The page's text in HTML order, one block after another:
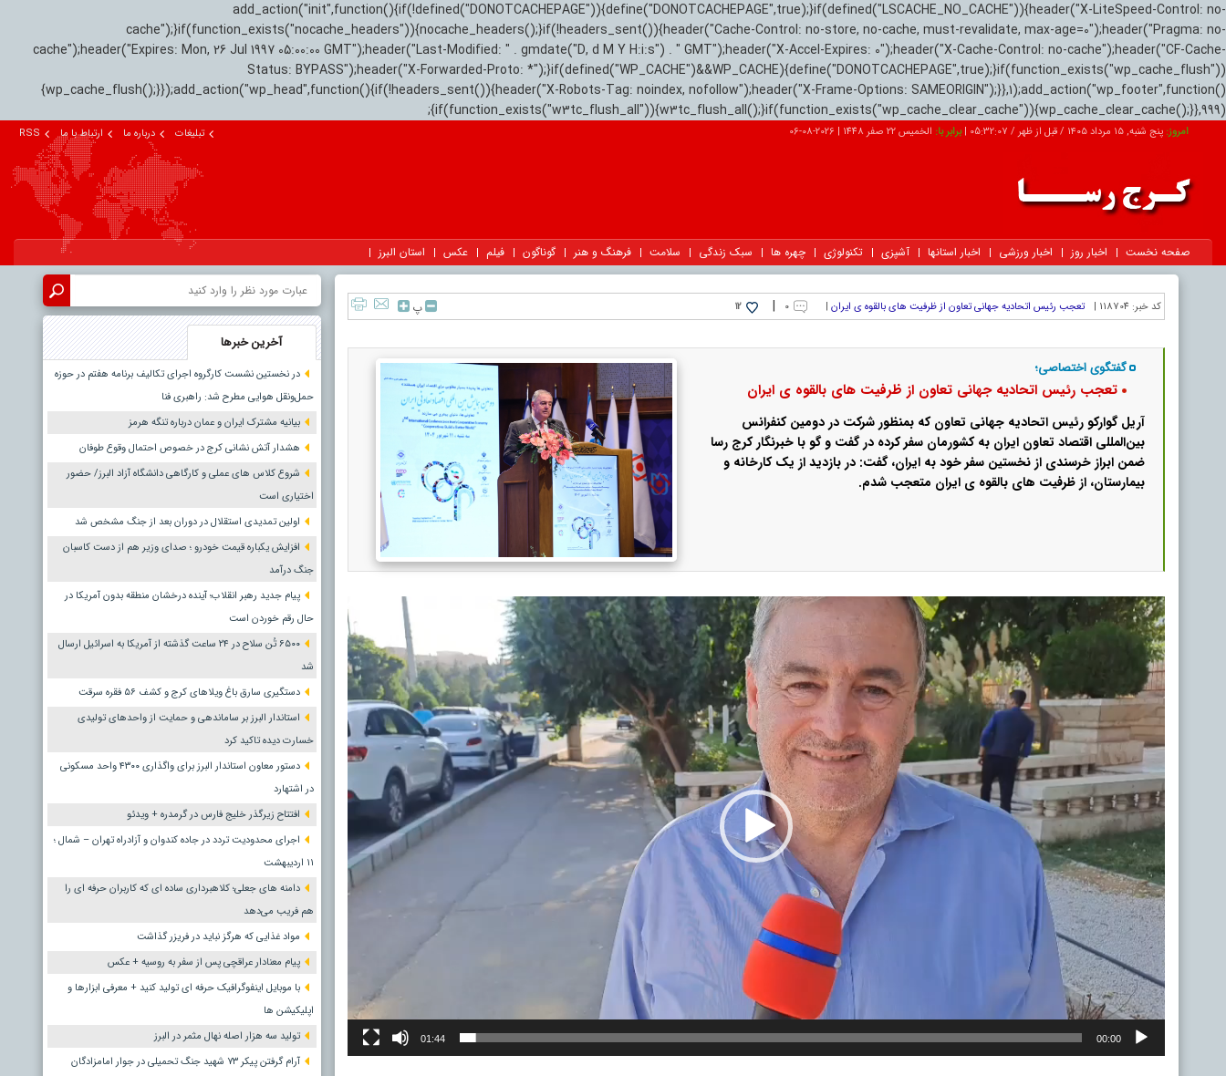
add_action("init",function(){if(!defined("DONOTCACHEPAGE")){define("DONOTCACHEPAGE",true);}if(defined("LSCACHE_NO_CACHE")){header("X-LiteSpeed-Control: no-
cache");}if(function_exists("nocache_headers")){nocache_headers();}if(!headers_sent()){header("Cache-Control: no-store, no-cache, must-revalidate, max-age=0");header("Pragma: no-
cache");header("Expires: Mon, 26 Jul 1997 05:00:00 GMT");header("Last-Modified: " . gmdate("D, d M Y H:i:s") . " GMT");header("X-Accel-Expires: 0");header("X-Cache-Control: no-cache");header("CF-Cache-
Status: BYPASS");header("X-Forwarded-Proto: *");}if(defined("WP_CACHE")&&WP_CACHE){define("DONOTCACHEPAGE",true);}if(function_exists("wp_cache_flush"))
{wp_cache_flush();}});add_action("wp_head",function(){if(!headers_sent()){header("X-Robots-Tag: noindex, nofollow");header("X-Frame-Options: SAMEORIGIN");}},1);add_action("wp_footer",function()
{if(function_exists("w3tc_flush_all")){w3tc_flush_all();}if(function_exists("wp_cache_clear_cache")){wp_cache_clear_cache();}},999);
امروز:پنج شنبه, ۱۵ مرداد ۱۴۰۵ / قبل از ظهر / 05:32:08
|برابر با: الخميس 22 صفر 1448 |
2026-08-06 تبلیغات درباره ما ارتباط با ما RSS
صفحه نخست اخبار روز اخبار ورزشی اخبار استانها آشپزی تکنولوژی چهره ها سبک زندگی سلامت فرهنگ و هنر گوناگون فیلم عکس استان البرز
کد خبر: 118704 | تعجب رئیس اتحادیه جهانی تعاون از ظرفیت های بالقوه ی ایران | ۰ |
12 پ
گفتگوی اختصاصی؛
تعجب رئیس اتحادیه جهانی تعاون از ظرفیت های بالقوه ی ایران
آریل گوارکو رئیس اتحادیه جهانی تعاون که بمنظور شرکت در دومین کنفرانس
بین‌المللی اقتصاد تعاون ایران به کشورمان سفر کرده در گفت و گو با خبرنگار کرج رسا
ضمن ابراز خرسندی از نخستین سفر خود به ایران، گفت: در بازدید از یک کارخانه و
بیمارستان، از ظرفیت های بالقوه ی ایران متعجب شدم.
نمایشگر
00:00
01:44
آخرین خبرها
در نخستین نشست کارگروه اجرای تکالیف برنامه هفتم در حوزه
حمل‌ونقل هوایی مطرح شد: راهبری فنا
بیانیه مشترک ایران و عمان درباره تنگه هرمز
هشدار آتش نشانی کرج در خصوص احتمال وقوع طوفان
شروع کلاس های عملی و کارگاهی دانشگاه آزاد البرز/ حضور
اختیاری است
اولین تمدیدی استقلال در دوران بعد از جنگ مشخص شد
افزایش یکباره قیمت خودرو ؛ صدای وزیر هم از دست کاسبان
جنگ درآمد
پیام جدید رهبر انقلاب؛ آینده درخشان منطقه بدون آمریکا در
حال رقم خوردن است
۶۵۰۰ تُن سلاح در ۲۴ ساعت گذشته از آمریکا به اسرائیل ارسال
شد
دستگیری سارق باغ ویلاهای کرج و کشف ۵۶ فقره سرقت
استاندار البرز بر ساماندهی و حمایت از واحدهای تولیدی
خسارت دیده تاکید کرد
دستور معاون استاندار البرز برای واگذاری ۴۳۰۰ واحد مسکونی
در اشتهارد
افتتاح زیرگذر خلیج فارس در گرمدره + ویدئو
اجرای محدودیت تردد در جاده کندوان و آزادراه تهران – شمال ؛
١١ اردیبهشت
دامنه های جعلی؛ کلاهبرداری ساده ای که کاربران حرفه ای را
هم فریب می‌دهد
مواد غذایی که هرگز نباید در فریزر گذاشت
پیام معنادار عراقچی پس از سفر به روسیه + عکس
با موبایل اینفوگرافیک حرفه ای تولید کنید + معرفی ابزارها و
اپلیکیشن ها
تولید سه هزار اصله نهال مثمر در البرز
آرام گرفتن پیکر ۷۳ شهید جنگ تحمیلی در جوار امامزادگان